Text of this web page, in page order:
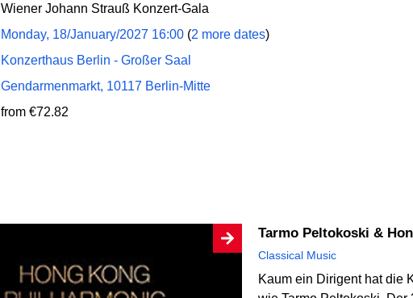
Wiener Johann Strauß Konzert-Gala
Monday, 18/January/2027 16:00 (2 more dates)
Konzerthaus Berlin - Großer Saal
Gendarmenmarkt, 10117 Berlin-Mitte
from €72.82
Tarmo Peltokoski &
Classical Music
Kaum ein Dirigent hat die